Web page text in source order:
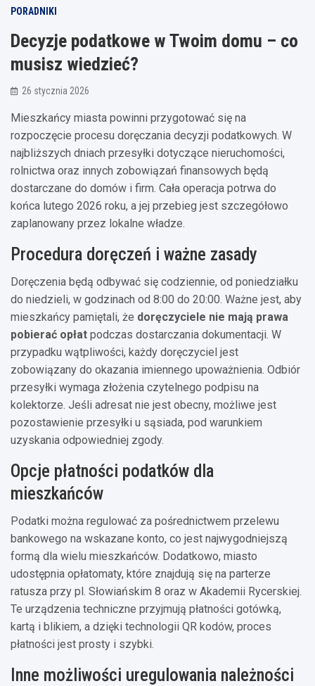
PORADNIKI
Decyzje podatkowe w Twoim domu – co
musisz wiedzieć?
26 stycznia 2026
Mieszkańcy miasta powinni przygotować się na
rozpoczęcie procesu doręczania decyzji podatkowych. W
najbliższych dniach przesyłki dotyczące nieruchomości,
rolnictwa oraz innych zobowiązań finansowych będą
dostarczane do domów i firm. Cała operacja potrwa do
końca lutego 2026 roku, a jej przebieg jest szczegółowo
zaplanowany przez lokalne władze.
Procedura doręczeń i ważne zasady
Doręczenia będą odbywać się codziennie, od poniedziałku
do niedzieli, w godzinach od 8:00 do 20:00. Ważne jest, aby
mieszkańcy pamiętali, że doręczyciele nie mają prawa
pobierać opłat podczas dostarczania dokumentacji. W
przypadku wątpliwości, każdy doręczyciel jest
zobowiązany do okazania imiennego upoważnienia. Odbiór
przesyłki wymaga złożenia czytelnego podpisu na
kolektorze. Jeśli adresat nie jest obecny, możliwe jest
pozostawienie przesyłki u sąsiada, pod warunkiem
uzyskania odpowiedniej zgody.
Opcje płatności podatków dla
mieszkańców
Podatki można regulować za pośrednictwem przelewu
bankowego na wskazane konto, co jest najwygodniejszą
formą dla wielu mieszkańców. Dodatkowo, miasto
udostępnia opłatomaty, które znajdują się na parterze
ratusza przy pl. Słowiańskim 8 oraz w Akademii Rycerskiej.
Te urządzenia techniczne przyjmują płatności gotówką,
kartą i blikiem, a dzięki technologii QR kodów, proces
płatności jest prosty i szybki.
Inne możliwości uregulowania należności